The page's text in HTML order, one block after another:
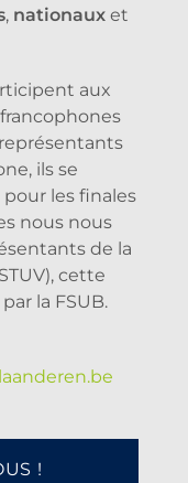
, nationaux et
aux
représentants
ils se
les finales
nous nous
de la
cette
la FSUB.
!